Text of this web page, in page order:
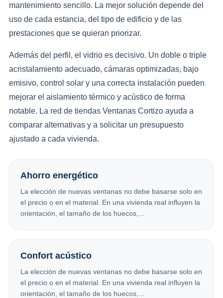
mantenimiento sencillo. La mejor solución depende del
uso de cada estancia, del tipo de edificio y de las
prestaciones que se quieran priorizar.
Además del perfil, el vidrio es decisivo. Un doble o triple
acristalamiento adecuado, cámaras optimizadas, bajo
emisivo, control solar y una correcta instalación pueden
mejorar el aislamiento térmico y acústico de forma
notable. La red de tiendas Ventanas Cortizo ayuda a
comparar alternativas y a solicitar un presupuesto
ajustado a cada vivienda.
Ahorro energético
La elección de nuevas ventanas no debe basarse solo en
el precio o en el material. En una vivienda real influyen la
orientación, el tamaño de los huecos,...
Confort acústico
La elección de nuevas ventanas no debe basarse solo en
el precio o en el material. En una vivienda real influyen la
orientación, el tamaño de los huecos,...